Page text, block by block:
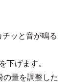
ッと音が鳴る
下げます。
量を調整した